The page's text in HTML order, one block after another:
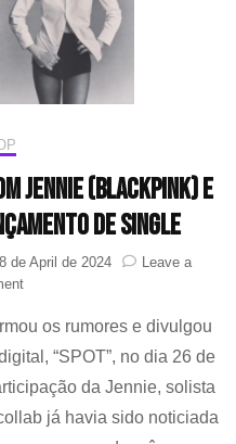
(BLACKPINK) e
de single
de April de 2024
Leave a
on
confirma
collab
com
Jennie
(BLACKPINK)
os rumores e divulgou
“SPOT”, no dia 26 de
da Jennie, solista
já havia sido noticiada